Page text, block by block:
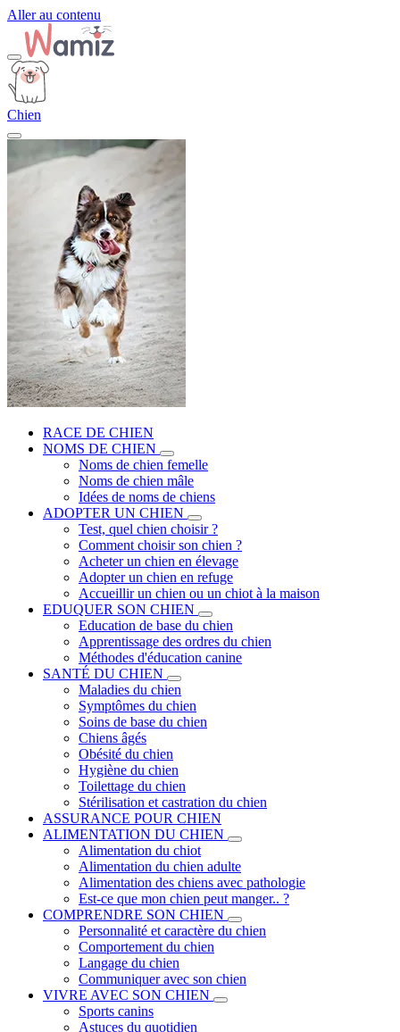
Aller au contenu
Chien
RACE DE CHIEN
NOMS DE CHIEN
Noms de chien femelle
Noms de chien mâle
Idées de noms de chiens
ADOPTER UN CHIEN
Test, quel chien choisir ?
Comment choisir son chien ?
Acheter un chien en élevage
Adopter un chien en refuge
Accueillir un chien ou un chiot à la maison
EDUQUER SON CHIEN
Education de base du chien
Apprentissage des ordres du chien
Méthodes d'éducation canine
SANTÉ DU CHIEN
Maladies du chien
Symptômes du chien
Soins de base du chien
Chiens âgés
Obésité du chien
Hygiène du chien
Toilettage du chien
Stérilisation et castration du chien
ASSURANCE POUR CHIEN
ALIMENTATION DU CHIEN
Alimentation du chiot
Alimentation du chien adulte
Alimentation des chiens avec pathologie
Est-ce que mon chien peut manger.. ?
COMPRENDRE SON CHIEN
Personnalité et caractère du chien
Comportement du chien
Langage du chien
Communiquer avec son chien
VIVRE AVEC SON CHIEN
Sports canins
Astuces du quotidien